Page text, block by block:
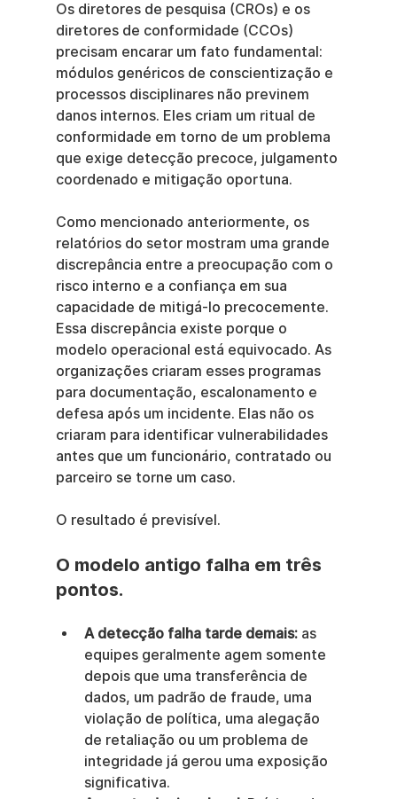
Os diretores de pesquisa (CROs) e os
diretores de conformidade (CCOs)
precisam encarar um fato fundamental:
módulos genéricos de conscientização e
processos disciplinares não previnem
danos internos. Eles criam um ritual de
conformidade em torno de um problema
que exige detecção precoce, julgamento
coordenado e mitigação oportuna.
Como mencionado anteriormente, os
relatórios do setor mostram uma grande
discrepância entre a preocupação com o
risco interno e a confiança em sua
capacidade de mitigá-lo precocemente.
Essa discrepância existe porque o
modelo operacional está equivocado. As
organizações criaram esses programas
para documentação, escalonamento e
defesa após um incidente. Elas não os
criaram para identificar vulnerabilidades
antes que um funcionário, contratado ou
parceiro se torne um caso.
O resultado é previsível.
O modelo antigo falha em três
pontos.
A detecção falha tarde demais: as
equipes geralmente agem somente
depois que uma transferência de
dados, um padrão de fraude, uma
violação de política, uma alegação
de retaliação ou um problema de
integridade já gerou uma exposição
significativa.